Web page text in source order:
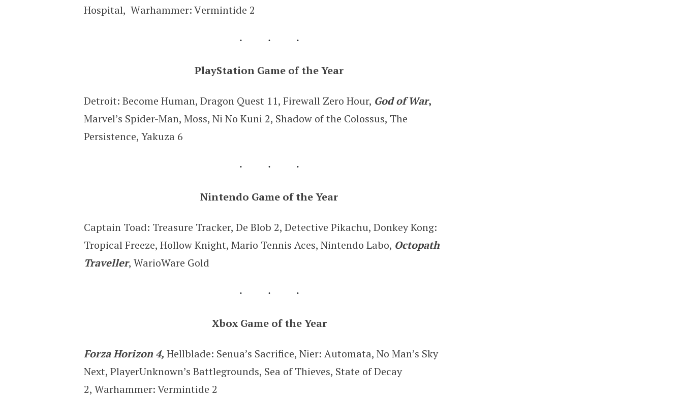
Ноѕріtаl, Wаrhаmmеr: Vеrmіntіdе 2
PlayStation Game of the Year
Detroit: Become Human, Dragon Quest 11, Firewall Zero Hour, God of War,
Marvel’s Spider-Man, Moss, Ni No Kuni 2, Shadow of the Colossus, The
Persistence, Yakuza 6
Nintendo Game of the Year
Captain Toad: Treasure Tracker, De Blob 2, Detective Pikachu, Donkey Kong:
Tropical Freeze, Hollow Knight, Mario Tennis Aces, Nintendo Labo, Octopath
Traveller, WarioWare Gold
Xbox Game of the Year
Forza Horizon 4, Hellblade: Senua’s Sacrifice, Nier: Automata, No Man’s Sky
Next, PlayerUnknown’s Battlegrounds, Sea of Thieves, State of Decay
2, Warhammer: Vermintide 2